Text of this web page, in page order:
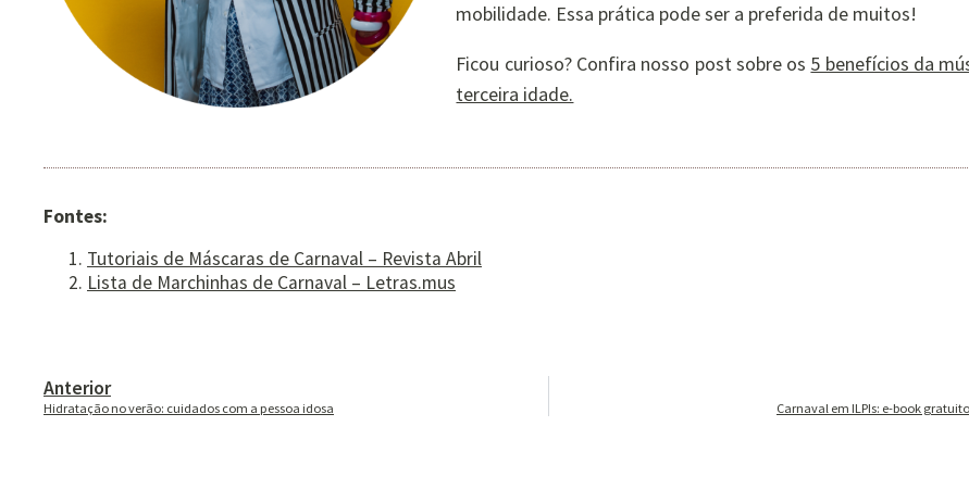
mobilidade. Essa prática pode ser a preferida de muitos!
Ficou curioso? Confira nosso post sobre os 5 benefícios da
terceira idade.
Fontes:
Tutoriais de Máscaras de Carnaval – Revista Abril
Lista de Marchinhas de Carnaval – Letras.mus
Anterior
Hidratação no verão: cuidados com a pessoa idosa Carnaval em ILPIs: e-book